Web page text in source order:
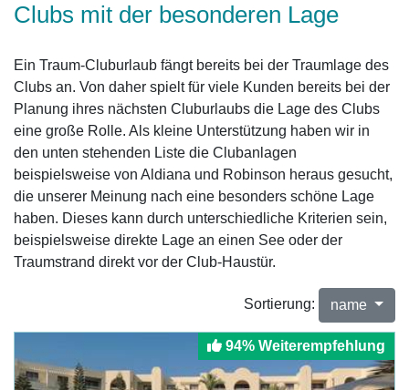
Clubs mit der besonderen Lage
Ein Traum-Cluburlaub fängt bereits bei der Traumlage des
Clubs an. Von daher spielt für viele Kunden bereits bei der
Planung ihres nächsten Cluburlaubs die Lage des Clubs
eine große Rolle. Als kleine Unterstützung haben wir in
den unten stehenden Liste die Clubanlagen
beispielsweise von Aldiana und Robinson heraus gesucht,
die unserer Meinung nach eine besonders schöne Lage
haben. Dieses kann durch unterschiedliche Kriterien sein,
beispielsweise direkte Lage an einen See oder der
Traumstrand direkt vor der Club-Haustür.
Sortierung: name
94% Weiterempfehlung